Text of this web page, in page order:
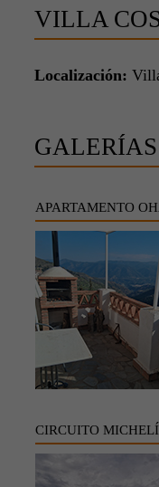
VILLA
Localización:
APARTAMENTO
CIRCUITO